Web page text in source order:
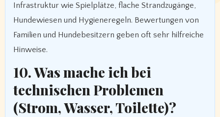
Infrastruktur wie Spielplätze, flache Strandzugänge,
Hundewiesen und Hygieneregeln. Bewertungen von
Familien und Hundebesitzern geben oft sehr hilfreiche
Hinweise.
10. Was mache ich bei
technischen Problemen
(Strom, Wasser, Toilette)?